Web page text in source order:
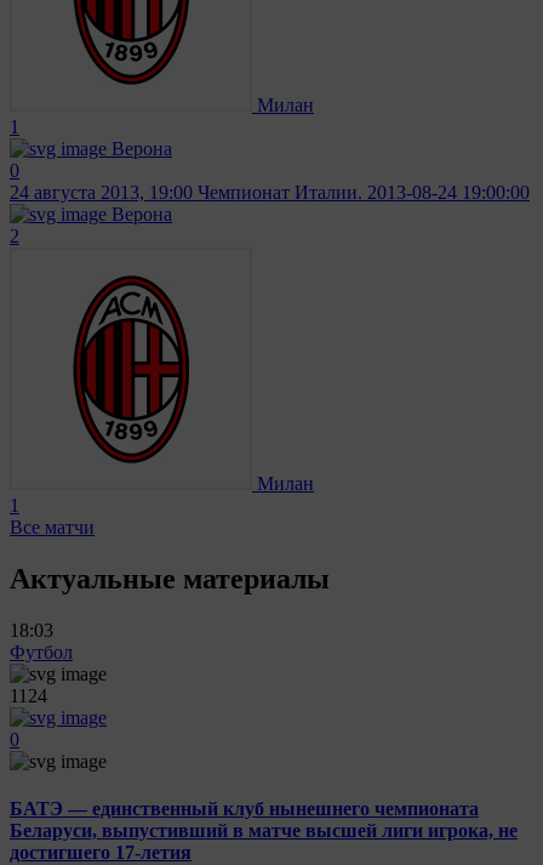
Милан
1
Верона
0
24 августа 2013, 19:00 Чемпионат Италии. 2013-08-24 19:00:00
Верона
2
Милан
1
Все матчи
Актуальные материалы
18:03
Футбол
1124
0
БАТЭ — единственный клуб нынешнего чемпионата
Беларуси, выпустивший в матче высшей лиги игрока, не
достигшего 17-летия